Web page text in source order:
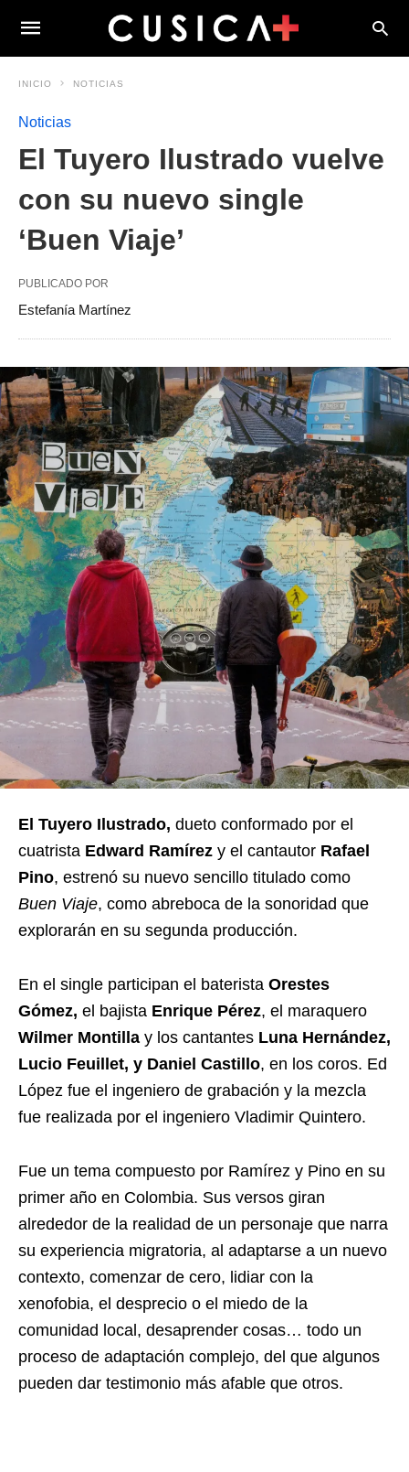
INICIO NOTICIAS
Noticias
El Tuyero Ilustrado vuelve
con su nuevo single
‘Buen Viaje’
PUBLICADO POR
Estefanía Martínez
El Tuyero Ilustrado, dueto conformado por el
cuatrista Edward Ramírez y el cantautor Rafael
Pino, estrenó su nuevo sencillo titulado como
Buen Viaje, como abreboca de la sonoridad que
explorarán en su segunda producción.
En el single participan el baterista Orestes
Gómez, el bajista Enrique Pérez, el maraquero
Wilmer Montilla y los cantantes Luna Hernández,
Lucio Feuillet, y Daniel Castillo, en los coros. Ed
López fue el ingeniero de grabación y la mezcla
fue realizada por el ingeniero Vladimir Quintero.
Fue un tema compuesto por Ramírez y Pino en su
primer año en Colombia. Sus versos giran
alrededor de la realidad de un personaje que narra
su experiencia migratoria, al adaptarse a un nuevo
contexto, comenzar de cero, lidiar con la
xenofobia, el desprecio o el miedo de la
comunidad local, desaprender cosas… todo un
proceso de adaptación complejo, del que algunos
pueden dar testimonio más afable que otros.